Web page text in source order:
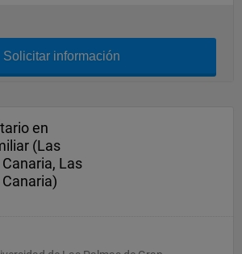
Solicitar información
en
(Las
Las